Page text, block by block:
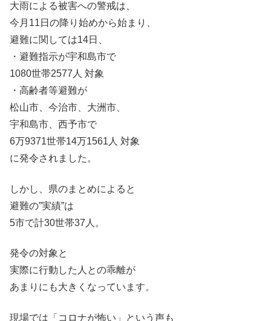
大雨による被害への警戒は、
今月11日の降り始めから始まり、
避難に関しては14日、
・避難指示が宇和島市で
1080世帯2577人 対象
・高齢者等避難が
松山市、今治市、大洲市、
宇和島市、西予市で
6万9371世帯14万1561人 対象
に発令されました。
しかし、県のまとめによると
避難の”実績”は
5市で計30世帯37人。
発令の対象と
実際に行動した人との乖離が
あまりにも大きくなっています。
現場では「コロナが怖い」という声も